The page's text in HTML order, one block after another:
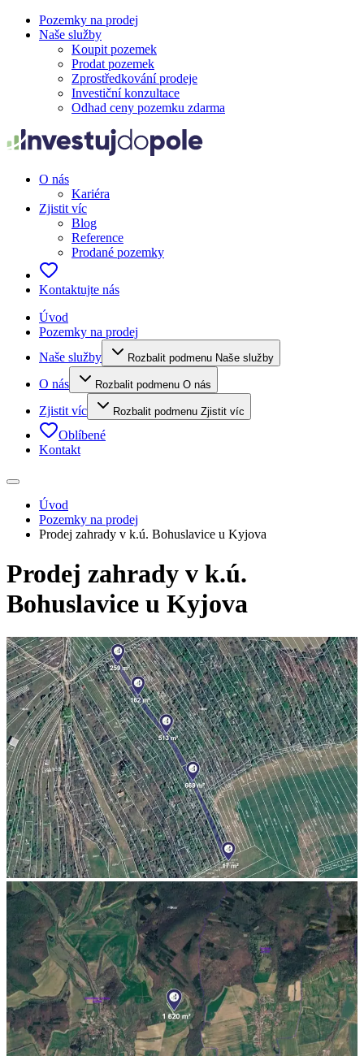
Pozemky na prodej
Naše služby
Koupit pozemek
Prodat pozemek
Zprostředkování prodeje
Investiční konzultace
Odhad ceny pozemku zdarma
O nás
Kariéra
Zjistit víc
Blog
Reference
Prodané pozemky
Kontaktujte nás
Úvod
Pozemky na prodej
Naše služby
Rozbalit podmenu Naše služby
O nás Rozbalit podmenu O nás
Zjistit víc Rozbalit podmenu Zjistit víc
Oblíbené
Kontakt
Úvod
Pozemky na prodej
Prodej zahrady v k.ú. Bohuslavice u Kyjova
Prodej zahrady v k.ú.
Bohuslavice u Kyjova